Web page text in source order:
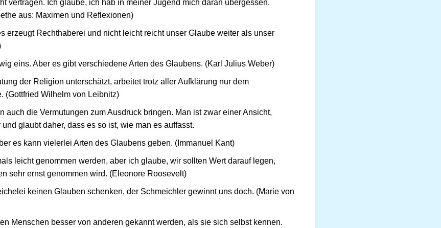
vertragen. Ich glaube, ich hab in meiner Jugend mich daran übergessen.
aus: Maximen und Reflexionen)
erzeugt Rechthaberei und nicht leicht reicht unser Glaube weiter als unser
eins. Aber es gibt verschiedene Arten des Glaubens. (Karl Julius Weber)
der Religion unterschätzt, arbeitet trotz aller Aufklärung nur dem
(Gottfried Wilhelm von Leibnitz)
auch die Vermutungen zum Ausdruck bringen. Man ist zwar einer Ansicht,
glaubt daher, dass es so ist, wie man es auffasst.
es kann vielerlei Arten des Glaubens geben. (Immanuel Kant)
leicht genommen werden, aber ich glaube, wir sollten Wert darauf legen,
sehr ernst genommen wird. (Eleonore Roosevelt)
keinen Glauben schenken, der Schmeichler gewinnt uns doch. (Marie von
Menschen besser von anderen gekannt werden, als sie sich selbst kennen.